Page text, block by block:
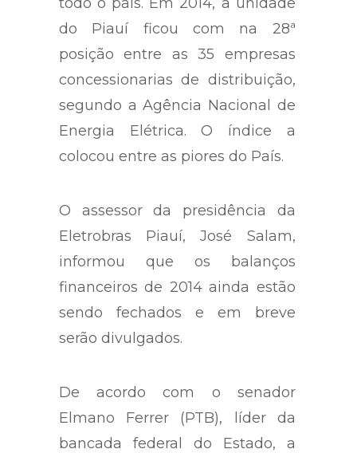
do Piauí ficou com na 28ª
posição entre as 35 empresas
concessionarias de distribuição,
segundo a Agência Nacional de
Energia Elétrica. O índice a
colocou entre as piores do País.
O assessor da presidência da
Eletrobras Piauí, José Salam,
informou que os balanços
financeiros de 2014 ainda estão
sendo fechados e em breve
serão divulgados.
De acordo com o senador
Elmano Ferrer (PTB), líder da
bancada federal do Estado, a